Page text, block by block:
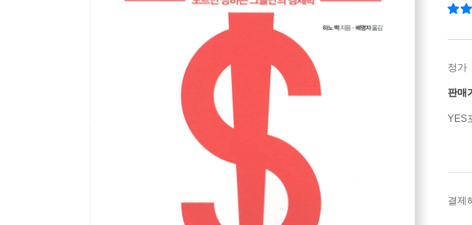
정가
판매
YES
결제